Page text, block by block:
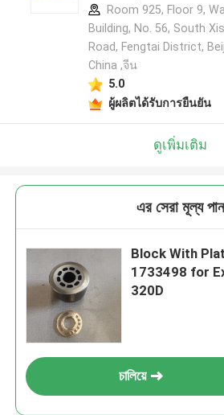
Room 925, Floor 9,
Building, No. 56, South
Road, Fengtai District,
China ,จีน
5.0
ผู้ผลิตได้รับการยืนยัน
ดูเพิ่มเติม
এর সেরা মূল্য পান
Block With
1733498 for
320D
চালিয়ে